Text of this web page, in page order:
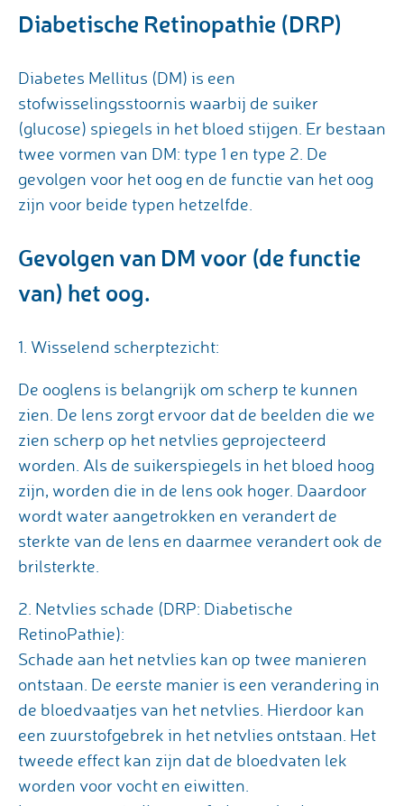
Diabetische Retinopathie (DRP)
Diabetes Mellitus (DM) is een
stofwisselingsstoornis waarbij de suiker
(glucose) spiegels in het bloed stijgen. Er bestaan
twee vormen van DM: type 1 en type 2. De
gevolgen voor het oog en de functie van het oog
zijn voor beide typen hetzelfde.
Gevolgen van DM voor (de functie
van) het oog.
1. Wisselend scherptezicht:
De ooglens is belangrijk om scherp te kunnen
zien. De lens zorgt ervoor dat de beelden die we
zien scherp op het netvlies geprojecteerd
worden. Als de suikerspiegels in het bloed hoog
zijn, worden die in de lens ook hoger. Daardoor
wordt water aangetrokken en verandert de
sterkte van de lens en daarmee verandert ook de
brilsterkte.
2. Netvlies schade (DRP: Diabetische
RetinoPathie):
Schade aan het netvlies kan op twee manieren
ontstaan. De eerste manier is een verandering in
de bloedvaatjes van het netvlies. Hierdoor kan
een zuurstofgebrek in het netvlies ontstaan. Het
tweede effect kan zijn dat de bloedvaten lek
worden voor vocht en eiwitten.